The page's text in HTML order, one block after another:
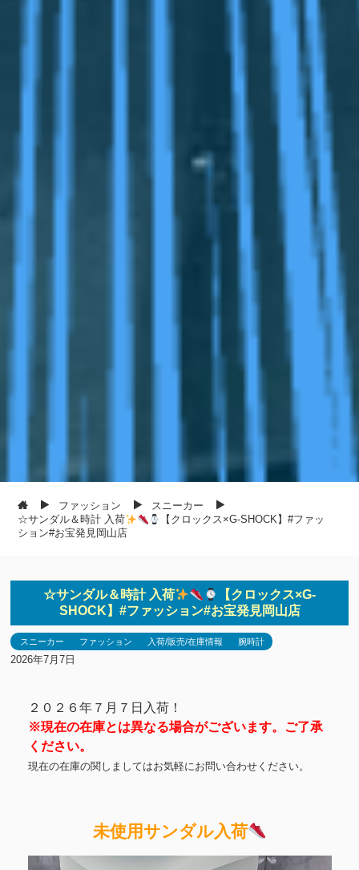
ファッション
スニーカー
☆サンダル＆時計 入荷
【クロックス×G-SHOCK】#ファッ
ション#お宝発見岡山店
☆サンダル＆時計 入荷
【クロックス×G-
SHOCK】#ファッション#お宝発見岡山店
スニーカー ファッション 入荷/販売/在庫情報 腕時計
2026年7月7日
２０２６年７月７日入荷！
※現在の在庫とは異なる場合がございます。ご了承
ください。
現在の在庫の関しましてはお気軽にお問い合わせください。
未使用サンダル入荷